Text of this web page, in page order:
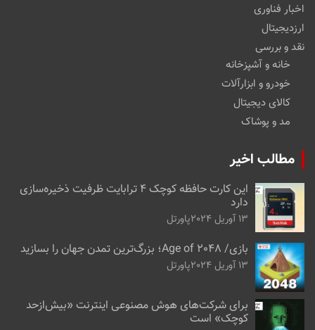
اخبار فناوری
ارزدیجیتال
نقد و بررسی
خانه و آشپزخانه
خودرو و ابزارآلات
کالای دیجیتال
مد و پوشاک
مطالب اخیر
این کارت حافظه کوچک ۴ ترابایت ظرفیت ذخیره‌سازی
دارد
13 آوریل 2024 پاورتل
بازی/ Age of 2048؛ بزرگ‌ترین تمدن جهان را بسازید
13 آوریل 2024 پاورتل
برای شرکت‌های هوش مصنوعی اینترنت «بیش‌از‌حد
کوچک» است